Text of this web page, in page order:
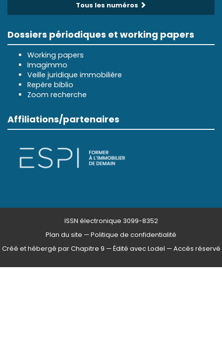
Tous les numéros
Dossiers périodiques et working papers
Working papers
Imagimmo
Veille juridique immobilière
Repère biblio
Zoom recherche
Affiliations/partenaires
ISSN électronique 3099-8352
Plan du site —Politique de confidentialité
Créé et hébergé par Chapitre 9 —Édité avec Lodel —Accès réservé